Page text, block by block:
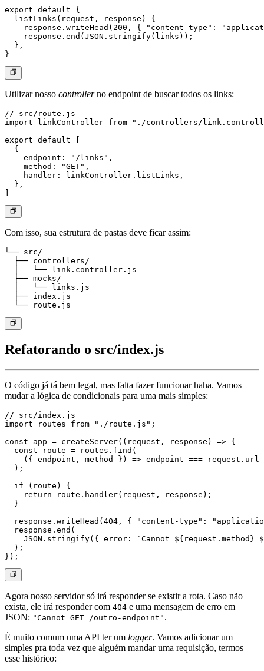
export default {
  listLinks(request, response) {
response.writeHead(200, { "content-type":
    response.end(JSON.stringify(links));
  },
Utilizar nosso controllerno endpoint de buscar todos os links:
// src/route.js
import linkController from "./controllers/
export default [
  {
    endpoint: "/links",
    method: "GET",
    handler: linkController.listLinks,
  },
Com isso, sua estrutura de pastas deve ficar assim:
└── src/
  ├── controllers/
  │   └── link.controller.js
  ├── mocks/
  │   └── links.js
  ├── index.js
Refatorando o src/index.js
O código já tá bem legal, mas falta fazer funcionar haha. Vamos
mudar a lógica de condicionais para uma mais simples:
// src/index.js
import routes from "./route.js";
const app = createServer((request, response) => {
  const route = routes.find(
({ endpoint, method }) => endpoint === request.url
  );
  if (route) {
    return route.handler(request, response);
  }
response.writeHead(404, { "content-type":
  response.end(
JSON.stringify({ error: `Cannot ${request.method}
  );
Agora nosso servidor só irá responder se existir a rota. Caso não
exista, ele irá responder com 404 e uma mensagem de erro em
JSON: "Cannot GET /outro-endpoint" .
É muito comum uma API ter um logger. Vamos adicionar um
simples pra toda vez que alguém mandar uma requisição, termos
esse histórico: